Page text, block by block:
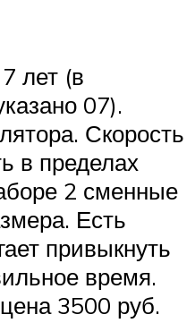
лет (в
07).
Скорость
в пределах
2 сменные
Есть
привыкнуть
время.
3500 руб.